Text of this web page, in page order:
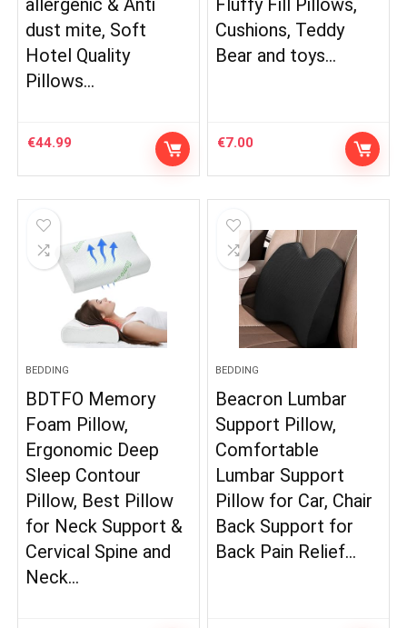
allergenic & Anti
dust mite, Soft
Hotel Quality
Pillows…
€44.99
Fluffy Fill Pillows,
Cushions, Teddy
Bear and toys…
€7.00
BEDDING
BDTFO Memory
Foam Pillow,
Ergonomic Deep
Sleep Contour
Pillow, Best Pillow
for Neck Support &
Cervical Spine and
Neck…
BEDDING
Beacron Lumbar
Support Pillow,
Comfortable
Lumbar Support
Pillow for Car, Chair
Back Support for
Back Pain Relief…